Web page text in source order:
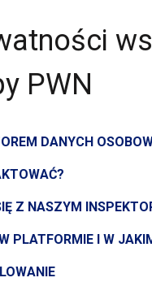
PWN
DANYCH
Z NASZYM
PLATFORMIE I W